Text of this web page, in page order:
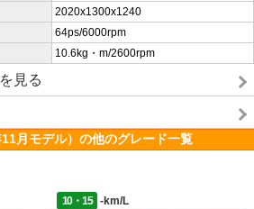
2020x1300x1240
64ps/6000rpm
10.6kg・m/2600rpm
見る
月モデル）の他のグレード一覧
10・15
-km/L